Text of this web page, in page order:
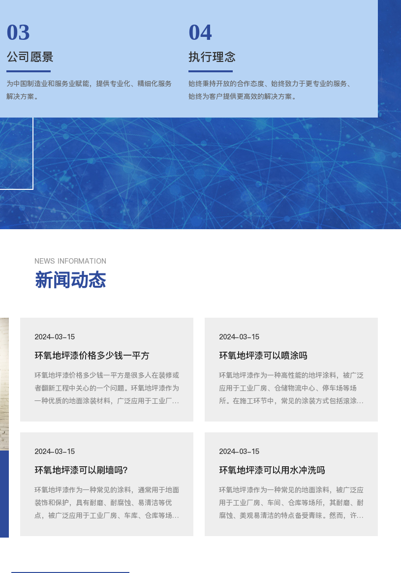
03
公司愿景
为中国制造业和服务业赋能，提供专业化、精细化服务
解决方案。
04
执行理念
始终秉持开放的合作态度、始终致力于更专业的服务、
始终为客户提供更高效的解决方案。
NEWS INFORMATION
新闻动态
2024-03-15
环氧地坪漆价格多少钱一平方
环氧地坪漆价格多少钱一平方是很多人在装修或
者翻新工程中关心的一个问题。环氧地坪漆作为
一种优质的地面涂装材料，广泛应用于工业厂
2024-03-15
环氧地坪漆可以喷涂吗
环氧地坪漆作为一种高性能的地坪涂料，被广泛
应用于工业厂房、仓储物流中心、停车场等场
所。在施工环节中，常见的涂装方式包括滚涂、
2024-03-15
环氧地坪漆可以刷墙吗？
环氧地坪漆作为一种常见的涂料，通常用于地面
装饰和保护，具有耐磨、耐腐蚀、易清洁等优
点，被广泛应用于工业厂房、车库、仓库等场
2024-03-15
环氧地坪漆可以用水冲洗吗
环氧地坪漆作为一种常见的地面涂料，被广泛应
用于工业厂房、车间、仓库等场所，其耐磨、耐
腐蚀、美观易清洁的特点备受青睐。然而，许多